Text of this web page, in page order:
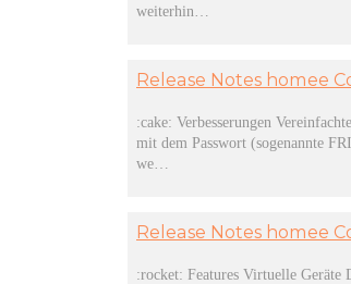
weiterhin…
Release Notes homee
:cake: Verbesserungen
mit dem Passwort (sogenannte
we…
Release Notes homee
:rocket: Features Virtuelle Geräte